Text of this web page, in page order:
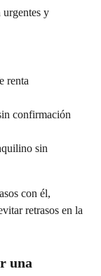
urgentes y
renta
confirmación
sin
con él,
retrasos en la
una